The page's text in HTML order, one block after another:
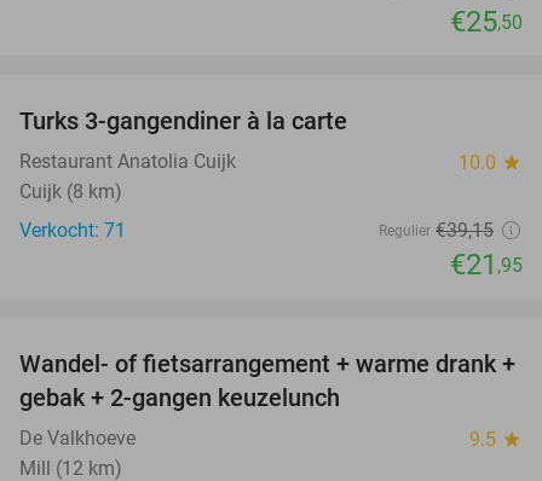
€25,50
Turks 3-gangendiner à la carte
Restaurant Anatolia Cuijk 10.0 star
Cuijk (8 km)
Verkocht: 71
Regulier €39,15
€21 ,95
46%
Wandel- of fietsarrangement + warme drank +
gebak + 2-gangen keuzelunch
De Valkhoeve 9.5 star
Mill (12 km)